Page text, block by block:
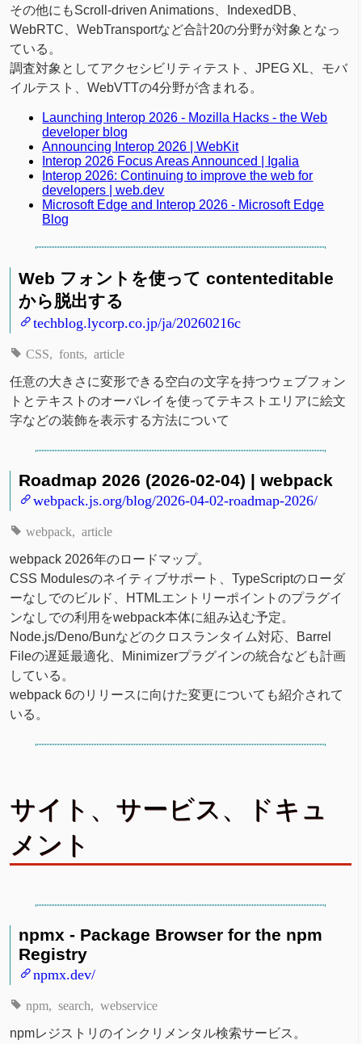
その他にもScroll-driven Animations、IndexedDB、
WebRTC、WebTransportなど合計20の分野が対象となっ
ている。
調査対象としてアクセシビリティテスト、JPEG XL、モバ
イルテスト、WebVTTの4分野が含まれる。
Launching Interop 2026 - Mozilla Hacks - the Web
developer blog
Announcing Interop 2026 | WebKit
Interop 2026 Focus Areas Announced | Igalia
Interop 2026: Continuing to improve the web for
developers | web.dev
Microsoft Edge and Interop 2026 - Microsoft Edge
Blog
Web フォントを使って contenteditable
から脱出する
techblog.lycorp.co.jp/ja/20260216c
CSS fonts article
任意の大きさに変形できる空白の文字を持つウェブフォン
トとテキストのオーバレイを使ってテキストエリアに絵文
字などの装飾を表示する方法について
Roadmap 2026 (2026-02-04) | webpack
webpack.js.org/blog/2026-04-02-roadmap-2026/
webpack article
webpack 2026年のロードマップ。
CSS Modulesのネイティブサポート、TypeScriptのローダ
ーなしでのビルド、HTMLエントリーポイントのプラグイ
ンなしでの利用をwebpack本体に組み込む予定。
Node.js/Deno/Bunなどのクロスランタイム対応、Barrel
Fileの遅延最適化、Minimizerプラグインの統合なども計画
している。
webpack 6のリリースに向けた変更についても紹介されて
いる。
サイト、サービス、ドキュ
メント
npmx - Package Browser for the npm
Registry
npmx.dev/
npm search webservice
npmレジストリのインクリメンタル検索サービス。